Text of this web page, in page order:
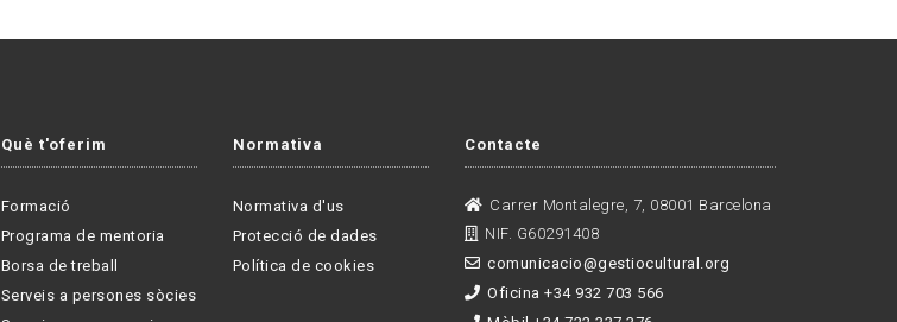
Què t'oferim
Formació
Programa de mentoria
Borsa de treball
Serveis a persones sòcies
Normativa
Normativa d'us
Protecció de dades
Política de cookies
Contacte
Carrer Montalegre, 7, 08001 Barcelona
NIF. G60291408
comunicacio@gestiocultural.org
Oficina +34 932 703 566